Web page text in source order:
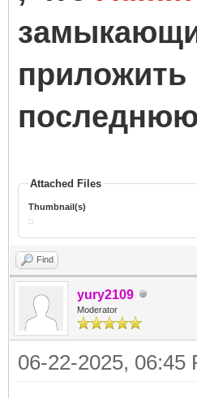
приложить
последнюю
Attached Files
Thumbnail(s)
Find
yury2109
Moderator
06-22-2025, 06:45